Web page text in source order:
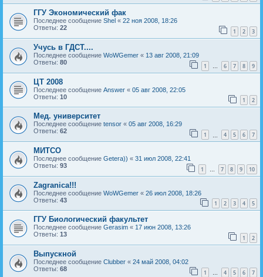
ГГУ Экономический фак
Последнее сообщение Shel « 22 ноя 2008, 18:26
Ответы: 22 1 2 3
Учусь в ГДСТ....
Последнее сообщение WoWGemer « 13 авг 2008, 21:09
Ответы: 80 1 … 6 7 8 9
ЦТ 2008
Последнее сообщение Answer « 05 авг 2008, 22:05
Ответы: 10 1 2
Мед. университет
Последнее сообщение tensor « 05 авг 2008, 16:29
Ответы: 62 1 4 5 6 7
МИТСО
Последнее сообщение Getera)) « 31 июл 2008, 22:41
Ответы: 93 1 … 7 8 9 10
Zagranica!!!
Последнее сообщение WoWGemer « 26 июл 2008, 18:26
Ответы: 43 1 2 3 4 5
ГГУ Биологический факультет
Последнее сообщение Gerasim « 17 июн 2008, 13:26
Ответы: 13 1 2
Выпускной
Последнее сообщение Clubber « 24 май 2008, 04:02
Ответы: 68 1 … 4 5 6 7